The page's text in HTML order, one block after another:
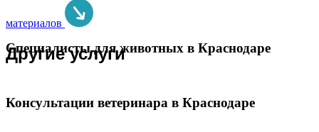
материалов
Другие услуги
Специалисты для животных в Краснодаре
Консультации ветеринара в Краснодаре